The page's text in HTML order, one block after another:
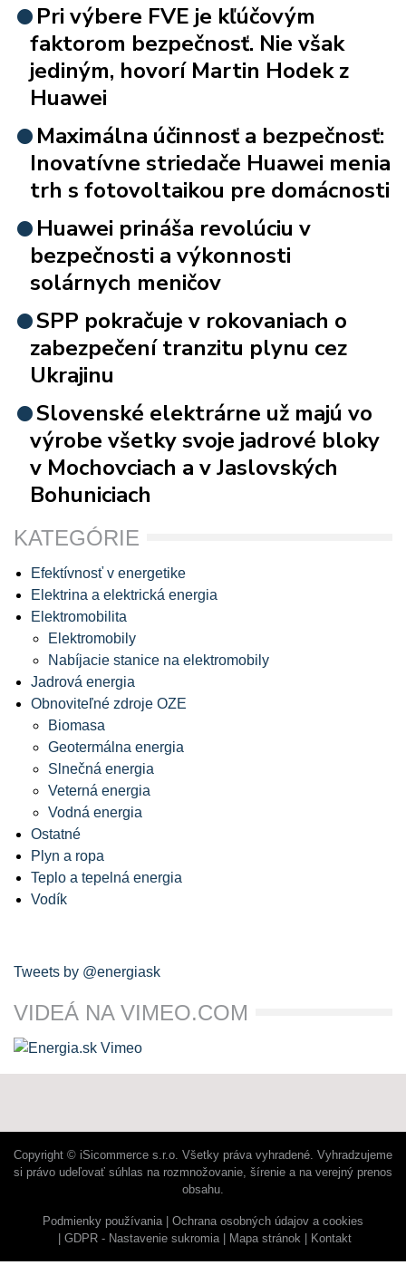
Pri výbere FVE je kľúčovým
faktorom bezpečnosť. Nie však
jediným, hovorí Martin Hodek z
Huawei
Maximálna účinnosť a bezpečnosť:
Inovatívne striedače Huawei menia
trh s fotovoltaikou pre domácnosti
Huawei prináša revolúciu v
bezpečnosti a výkonnosti
solárnych meničov
SPP pokračuje v rokovaniach o
zabezpečení tranzitu plynu cez
Ukrajinu
Slovenské elektrárne už majú vo
výrobe všetky svoje jadrové bloky
v Mochovciach a v Jaslovských
Bohuniciach
KATEGÓRIE
Efektívnosť v energetike
Elektrina a elektrická energia
Elektromobilita
Elektromobily
Nabíjacie stanice na elektromobily
Jadrová energia
Obnoviteľné zdroje OZE
Biomasa
Geotermálna energia
Slnečná energia
Veterná energia
Vodná energia
Ostatné
Plyn a ropa
Teplo a tepelná energia
Vodík
Tweets by @energiask
VIDEÁ NA VIMEO.COM
Copyright © iSicommerce s.r.o. Všetky práva vyhradené. Vyhradzujeme
si právo udeľovať súhlas na rozmnožovanie, šírenie a na verejný prenos
obsahu.
Podmienky používania
Ochrana osobných údajov a cookies
GDPR - Nastavenie sukromia
Mapa stránok Kontakt